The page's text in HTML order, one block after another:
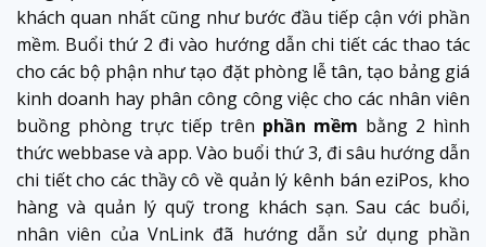
khách quan nhất cũng như bước đầu tiếp cận với phần
mềm. Buổi thứ 2 đi vào hướng dẫn chi tiết các thao tác
cho các bộ phận như tạo đặt phòng lễ tân, tạo bảng giá
kinh doanh hay phân công công việc cho các nhân viên
buồng phòng trực tiếp trên phần mềm bằng 2 hình
thức webbase và app. Vào buổi thứ 3, đi sâu hướng dẫn
chi tiết cho các thầy cô về quản lý kênh bán eziPos, kho
hàng và quản lý quỹ trong khách sạn. Sau các buổi,
nhân viên của VnLink đã hướng dẫn sử dụng phần